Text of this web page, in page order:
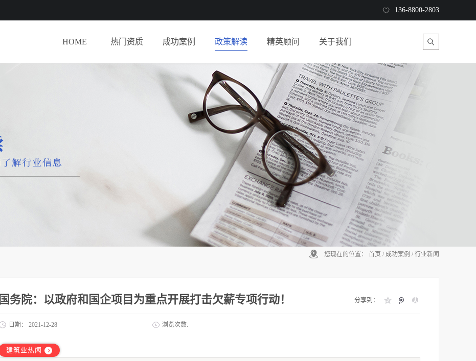
136-8800-2803
HOME 热门资质 成功案例 政策解读 精英顾问 关于我们
您现在的位置： 首页 / 成功案例 / 行业新闻
国务院：以政府和国企项目为重点开展打击欠薪专项行动！
日期： 2021-12-28 浏览次数:
分享到：
建筑业热闻